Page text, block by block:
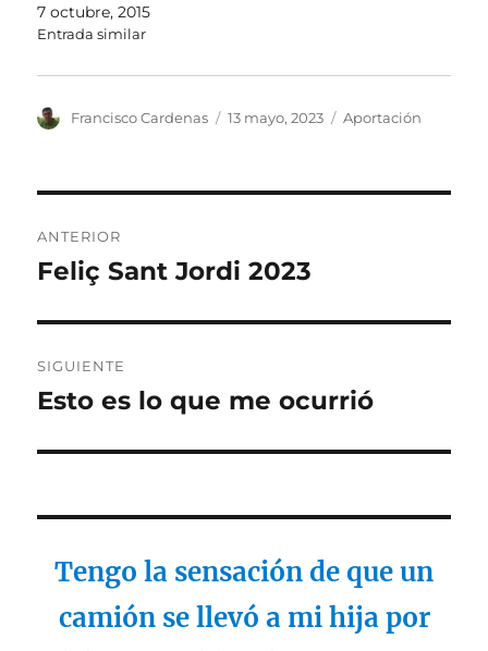
7 octubre, 2015
Entrada similar
Autor
Francisco Cardenas
Publicado
13 mayo, 2023 Categorías
Aportación
de
ANTERIOR
Entrada
Feliç Sant Jordi 2023
SIGUIENTE
Entrada
Esto es lo que me ocurrió
Tengo la sensación de que un
camión se llevó a mi hija por